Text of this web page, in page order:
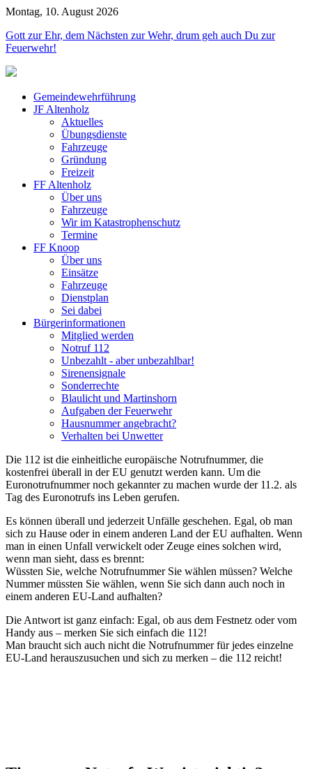
Montag, 10. August 2026
Gott zur Ehr, dem Nächsten zur Wehr, drum geh auch Du zur
Feuerwehr!
Gemeindewehrführung
JF Altenholz
Aktuelles
Übungsdienste
Fahrzeuge
Gründung
Freizeit
FF Altenholz
Über uns
Fahrzeuge
Wir im Katastrophenschutz
Termine
FF Knoop
Über uns
Einsätze
Fahrzeuge
Dienstplan
Sei dabei
Bürgerinformationen
Mitglied werden
Notruf 112
Unbezahlt - aber unbezahlbar!
Sirenensignale
Sonderrechte
Blaulicht und Martinshorn
Aufgaben der Feuerwehr
Hausnummer angebracht?
Verhalten bei Unwetter
Die 112 ist die einheitliche europäische Notrufnummer, die
kostenfrei überall in der EU genutzt werden kann. Um die
Euronotrufnummer noch gekannter zu machen wurde der 11.2. als
Tag des Euronotrufs ins Leben gerufen.
Es können überall und jederzeit Unfälle geschehen. Egal, ob man
sich zu Hause oder in einem anderen Land der EU aufhalten. Wenn
man in einen Unfall verwickelt oder Zeuge eines solchen wird,
wenn man sieht, dass es brennt:
Wüssten Sie, welche Notrufnummer Sie wählen müssen? Welche
Nummer müssten Sie wählen, wenn Sie sich dann auch noch in
einem anderen EU-Land aufhalten?
Die Antwort ist ganz einfach: Egal, ob aus dem Festnetz oder vom
Handy aus – merken Sie sich einfach die 112!
Man braucht sich auch nicht die Notrufnummer für jedes einzelne
EU-Land herauszusuchen und sich zu merken – die 112 reicht!
Jahr
Monat
Jahr
Monat